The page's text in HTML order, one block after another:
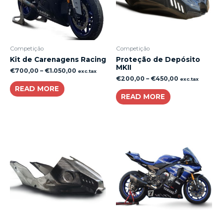
Competição
Kit de Carenagens Racing
€700,00 – €1.050,00 exc.tax
READ MORE
Competição
Proteção de Depósito
MKII
€200,00 – €450,00 exc.tax
READ MORE